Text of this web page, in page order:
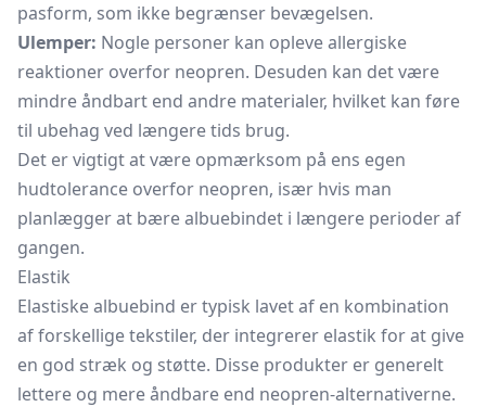
pasform, som ikke begrænser bevægelsen.
Ulemper: Nogle personer kan opleve allergiske
reaktioner overfor neopren. Desuden kan det være
mindre åndbart end andre materialer, hvilket kan føre
til ubehag ved længere tids brug.
Det er vigtigt at være opmærksom på ens egen
hudtolerance overfor neopren, især hvis man
planlægger at bære albuebindet i længere perioder af
gangen.
Elastik
Elastiske albuebind er typisk lavet af en kombination
af forskellige tekstiler, der integrerer elastik for at give
en god stræk og støtte. Disse produkter er generelt
lettere og mere åndbare end neopren-alternativerne.